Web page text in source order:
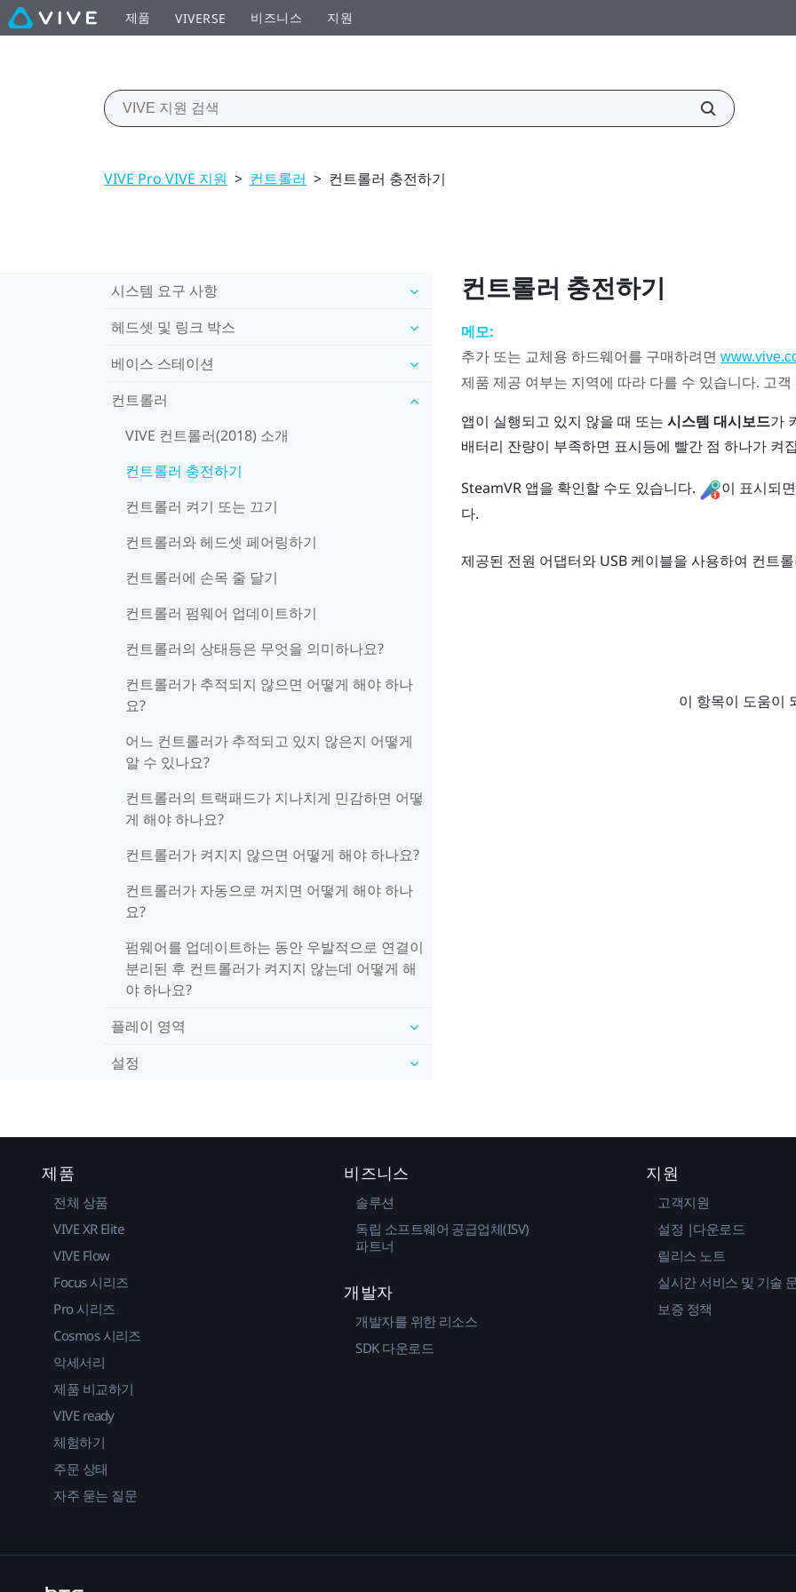
제품 VIVERSE 비즈니스 지원
VIVE Pro VIVE 지원 > 컨트롤러 > 컨트롤러 충전하기
시스템 요구 사항
헤드셋 및 링크 박스
베이스 스테이션
컨트롤러
VIVE 컨트롤러(2018) 소개
컨트롤러 충전하기
컨트롤러 켜기 또는 끄기
컨트롤러와 헤드셋 페어링하기
컨트롤러에 손목 줄 달기
컨트롤러 펌웨어 업데이트하기
컨트롤러의 상태등은 무엇을 의미하나요?
컨트롤러가 추적되지 않으면 어떻게 해야 하나
요?
어느 컨트롤러가 추적되고 있지 않은지 어떻게
알 수 있나요?
컨트롤러의 트랙패드가 지나치게 민감하면 어떻
게 해야 하나요?
컨트롤러가 켜지지 않으면 어떻게 해야 하나요?
컨트롤러가 자동으로 꺼지면 어떻게 해야 하나
요?
펌웨어를 업데이트하는 동안 우발적으로 연결이
분리된 후 컨트롤러가 켜지지 않는데 어떻게 해
야 하나요?
플레이 영역
설정
컨트롤러 충전하기
메모:
추가 또는 교체용 하드웨어를 구매하려면
제품 제공 여부는 지역에 따라 다를 수 있습니다. 고
앱이 실행되고 있지 않을 때 또는 시스템 대시보드가
배터리 잔량이 부족하면 표시등에 빨간 점 하나가 켜
SteamVR앱을 확인할 수도 있습니다.
이 표시되
다.
제공된 전원 어댑터와 USB 케이블을 사용하여 컨트
이 항목이 도움이
제품
전체 상품
VIVE XR Elite
VIVE Flow
Focus 시리즈
Pro 시리즈
Cosmos 시리즈
악세서리
제품 비교하기
VIVE ready
체험하기
주문 상태
자주 묻는 질문
비즈니스
솔루션
독립 소프트웨어 공급업체(ISV)
파트너
개발자
개발자를 위한 리소스
SDK 다운로드
지원
고객지원
설정 |다운로드
릴리스 노트
실시간 서비스 및 기술
보증 정책